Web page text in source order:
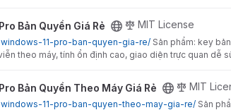
Giá Rẻ project
Bản Quyền Giá Rẻ MIT License
11-pro-ban-quyen-gia-re/ Sản phẩm: key
theo máy, tính ổn định cao, giao diện trực quan dễ
Theo Máy Giá Rẻ project
Bản Quyền Theo Máy Giá Rẻ MIT
11-pro-ban-quyen-theo-may-gia-re/ Sản